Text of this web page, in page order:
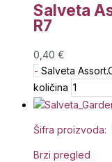
Salveta
R7
0,40 €
- Salveta
količina
Šifra proizvoda:
Brzi pregled